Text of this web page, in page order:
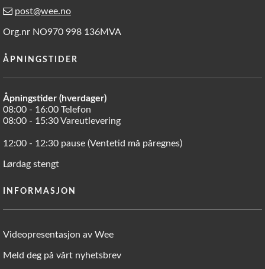
post@wee.no
Org.nr NO970 998 136MVA
ÅPNINGSTIDER
Åpningstider (hverdager)
08:00 - 16:00 Telefon
08:00 - 15:30 Vareutlevering
12:00 - 12:30 pause (Ventetid må påregnes)
Lørdag stengt
INFORMASJON
Videopresentasjon av Wee
Meld deg på vårt nyhetsbrev